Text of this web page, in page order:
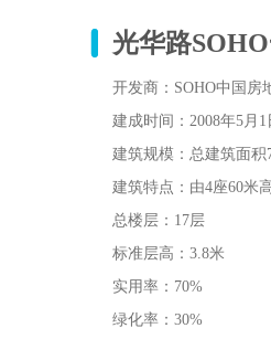
光华路
开发商‌：SOHO中国房
建成时间‌：2008年5月1
建筑规模‌：总建筑面
建筑特点‌：由4座60米
总楼层‌：17层
标准层高‌：3.8米
实用率‌：70%
绿化率‌：30%